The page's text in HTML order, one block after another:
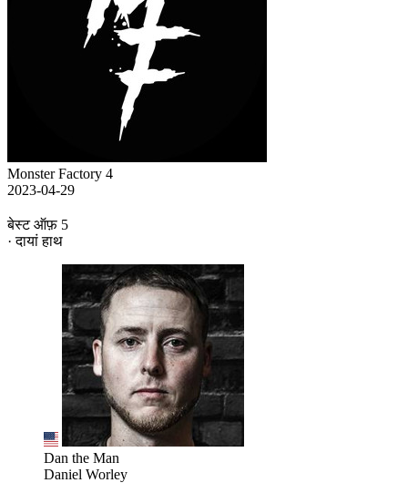
Monster Factory 4
2023-04-29
बेस्ट ऑफ़ 5
· दायां हाथ
Dan the Man
Daniel Worley